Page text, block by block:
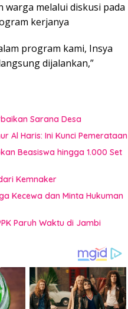
warga melalui diskusi pada
kerjanya
program kami, Insya
dijalankan,”
Sarana Desa
Al Haris: Ini Kunci Pemerataan
Beasiswa hingga 1.000 Set
Kemnaker
Kecewa dan Minta Hukuman
Paruh Waktu di Jambi